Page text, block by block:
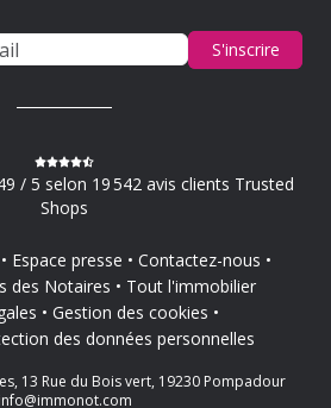
S'inscrire
/ 5 selon 19 542 avis clients Trusted
Shops
Espace presse
Contactez-nous
des Notaires
Tout l'immobilier
Gestion des cookies
des données personnelles
13 Rue du Bois vert, 19230 Pompadour
info@immonot.com